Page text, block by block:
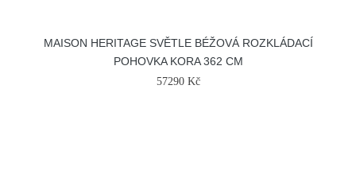
MAISON HERITAGE SVĚTLE BÉŽOVÁ ROZKLÁDACÍ
POHOVKA KORA 362 CM
57290 Kč